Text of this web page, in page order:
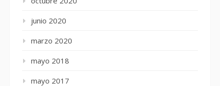
junio 2020
marzo 2020
mayo 2018
mayo 2017